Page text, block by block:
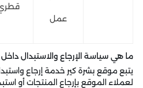
عمل
ما هي سياسة الإرجاع والاستبدال
يتبع موقع بشرة كير خدمة إرجاع